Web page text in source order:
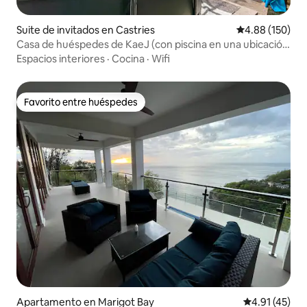
Suite de invitados en Castries Calificación
4.88 (150)
Casa de huéspedes de KaeJ (con piscina en una ubicación
céntrica)
Espacios interiores · Cocina · Wifi
Favorito entre huéspedes
Favorito entre huéspedes
Apartamento en Marigot Bay Calificación
4.91 (45)